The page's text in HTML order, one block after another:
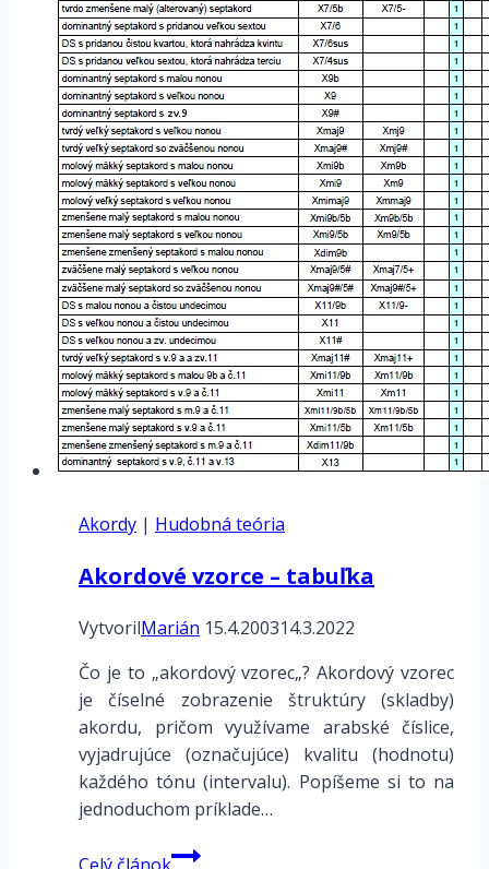
Akordy | Hudobná teória
Akordové vzorce – tabuľka
VytvorilMarián 15.4.200314.3.2022
Čo je to „akordový vzorec„? Akordový vzorec
je číselné zobrazenie štruktúry (skladby)
akordu, pričom využívame arabské číslice,
vyjadrujúce (označujúce) kvalitu (hodnotu)
každého tónu (intervalu). Popíšeme si to na
jednoduchom príklade…
Akordové